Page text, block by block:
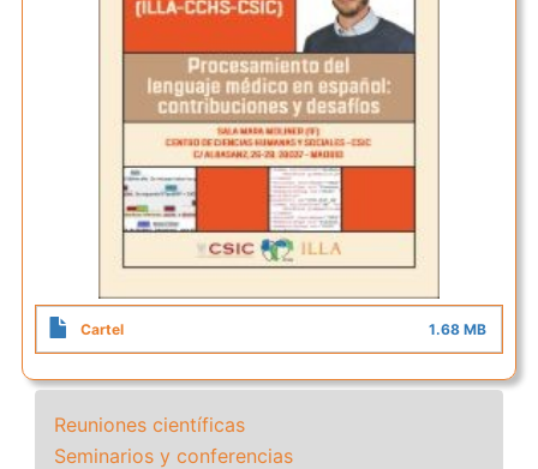
Cartel 1.68 MB
Reuniones científicas
Seminarios y conferencias